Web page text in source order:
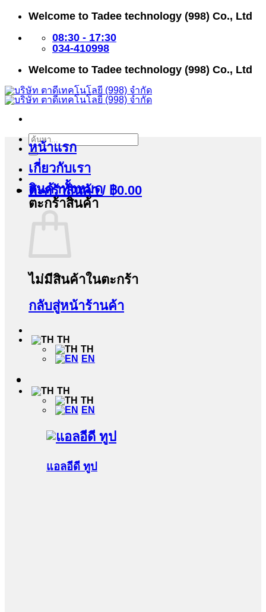
ข้าม
เนื้อหา
Welcome to Tadee technology (998) Co., Ltd
08:30 - 17:30
034-410998
Welcome to Tadee technology (998) Co., Ltd
ค้นหา:
ตะกร้าสินค้า / ฿0.00
ตะกร้าสินค้า
ไม่มีสินค้าในตะกร้า
กลับสู่หน้าร้านค้า
TH
TH
EN
TH
TH
EN
หน้าแรก
เกี่ยวกับเรา
สินค้าทั้งหมด
แอลอีดี ทูป